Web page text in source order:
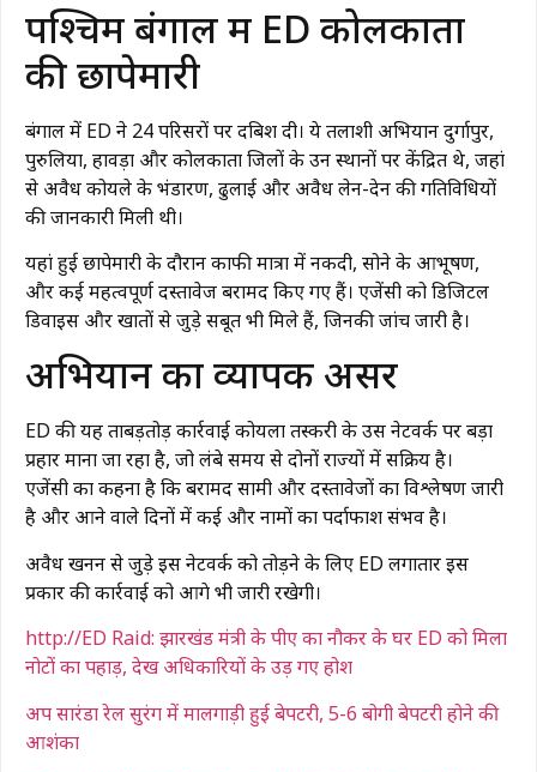
पश्चिम बंगाल में ED कोलकाता
की छापेमारी
बंगाल में ED ने 24 परिसरों पर दबिश दी। ये तलाशी अभियान दुर्गापुर,
पुरुलिया, हावड़ा और कोलकाता जिलों के उन स्थानों पर केंद्रित थे, जहां
से अवैध कोयले के भंडारण, ढुलाई और अवैध लेन-देन की गतिविधियों
की जानकारी मिली थी।
यहां हुई छापेमारी के दौरान काफी मात्रा में नकदी, सोने के आभूषण,
और कई महत्वपूर्ण दस्तावेज बरामद किए गए हैं। एजेंसी को डिजिटल
डिवाइस और खातों से जुड़े सबूत भी मिले हैं, जिनकी जांच जारी है।
अभियान का व्यापक असर
ED की यह ताबड़तोड़ कार्रवाई कोयला तस्करी के उस नेटवर्क पर बड़ा
प्रहार माना जा रहा है, जो लंबे समय से दोनों राज्यों में सक्रिय है।
एजेंसी का कहना है कि बरामद सामग्री और दस्तावेजों का विश्लेषण जारी
है और आने वाले दिनों में कई और नामों का पर्दाफाश संभव है।
अवैध खनन से जुड़े इस नेटवर्क को तोड़ने के लिए ED लगातार इस
प्रकार की कार्रवाई को आगे भी जारी रखेगी।
http://ED Raid: झारखंड मंत्री के पीए का नौकर के घर ED को मिला
नोटों का पहाड़, देख अधिकारियों के उड़ गए होश
अप सारंडा रेल सुरंग में मालगाड़ी हुई बेपटरी, 5-6 बोगी बेपटरी होने की
आशंका